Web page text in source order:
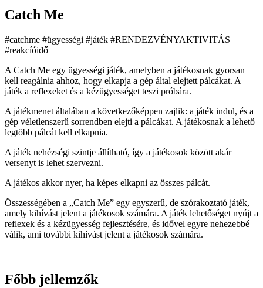
Catch Me
#catchme #ügyességi #játék #RENDEZVÉNYAKTIVITÁS
#reakcíóidő
A Catch Me egy ügyességi játék, amelyben a játékosnak gyorsan
kell reagálnia ahhoz, hogy elkapja a gép által elejtett pálcákat. A
játék a reflexeket és a kézügyességet teszi próbára.
A játékmenet általában a következőképpen zajlik: a játék indul, és a
gép véletlenszerű sorrendben elejti a pálcákat. A játékosnak a lehető
legtöbb pálcát kell elkapnia.
A játék nehézségi szintje állítható, így a játékosok között akár
versenyt is lehet szervezni.
A játékos akkor nyer, ha képes elkapni az összes pálcát.
Összességében a „Catch Me” egy egyszerű, de szórakoztató játék,
amely kihívást jelent a játékosok számára. A játék lehetőséget nyújt a
reflexek és a kézügyesség fejlesztésére, és idővel egyre nehezebbé
válik, ami további kihívást jelent a játékosok számára.
Főbb jellemzők